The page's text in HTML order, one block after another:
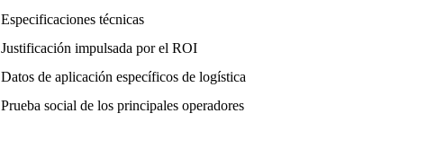
Especificaciones técnicas
Justificación impulsada por el ROI
Datos de aplicación específicos de logística
Prueba social de los principales operadores